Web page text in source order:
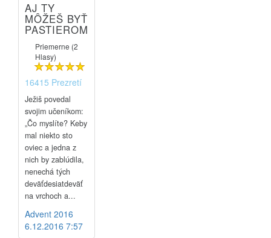
AJ TY
MÔŽEŠ BYŤ
PASTIEROM
Priemerne (2
Hlasy)
16415 Prezretí
Ježiš povedal
svojim učeníkom:
„Čo myslíte? Keby
mal niekto sto
oviec a jedna z
nich by zablúdila,
nenechá tých
deväťdesiatdeväť
na vrchoch a...
Advent 2016
6.12.2016 7:57